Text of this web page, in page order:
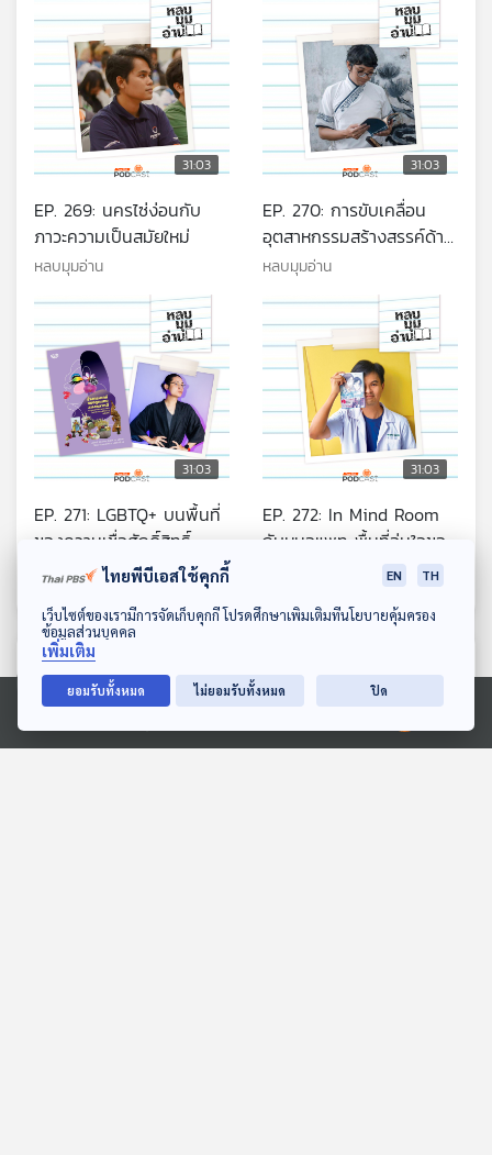
ดาวน์โหลด Thai PBS Podcast Application
Ⓒ 2020 องค์การกระจายเสียงและแพร่ภาพสาธารณะแห่งประเทศไทย
31:03
EP. 269: นครไซ่ง่อนกับ
ภาวะความเป็นสมัยใหม่
หลบมุมอ่าน
31:03
EP. 270: การขับเคลื่อน
อุตสาหกรรมสร้างสรรค์ด้าน
หนังสือของไทย
หลบมุมอ่าน
31:03
EP. 271: LGBTQ+ บนพื้นที่
ของความเชื่อศักดิ์สิทธิ์
หลบมุมอ่าน
31:03
EP. 272: In Mind Room
กับหมอแพท พื้นที่อุ่นใจของ
ตอนที่เกี่ยวข้อง
ไทยพีบีเอสใช้คุกกี้ EN TH
เว็บไซต์ของเรามีการจัดเก็บคุกกี้ โปรดศึกษาเพิ่มเติมที่นโยบายคุ้มครอง
ข้อมูลส่วนบุคคล
เพิ่มเติม
ยอมรับทั้งหมด ไม่ยอมรับทั้งหมด ปิด